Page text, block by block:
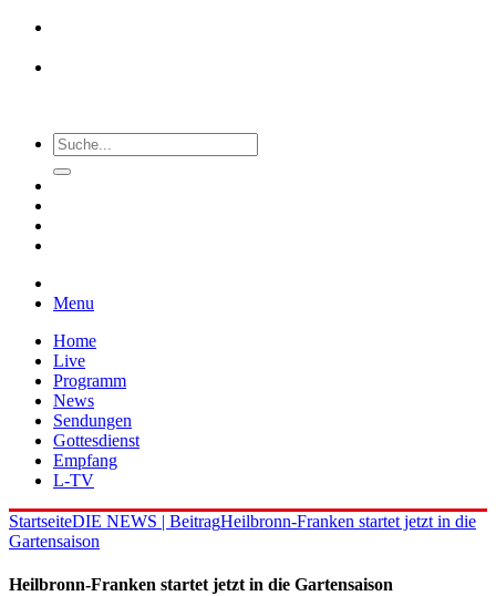
Menu
Home
Live
Programm
News
Sendungen
Gottesdienst
Empfang
L-TV
StartseiteDIE NEWS | BeitragHeilbronn-Franken startet jetzt in die
Gartensaison
Heilbronn-Franken startet jetzt in die Gartensaison